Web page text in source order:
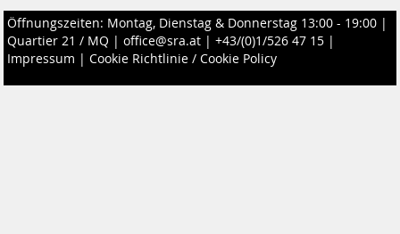
Öffnungszeiten: Montag, Dienstag & Donnerstag 13:00 - 19:00 |
Quartier 21 / MQ | office@sra.at | +43/(0)1/526 47 15 |
Impressum | Cookie Richtlinie / Cookie Policy